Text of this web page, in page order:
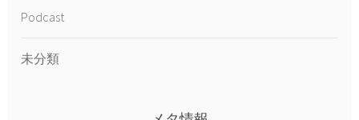
Podcast
未分類